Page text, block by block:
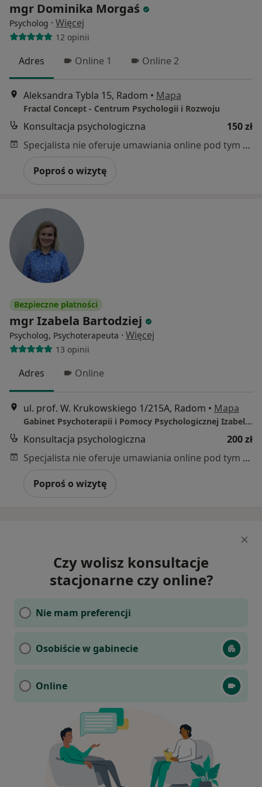
mgr Dominika Morgaś
Psycholog · Więcej
12 opinii
Adres Online 1 Online 2
Aleksandra Tybla 15, Radom • Mapa
Fractal Concept - Centrum Psychologii i Rozwoju
Konsultacja psychologiczna
150 zł
Specjalista nie oferuje umawiania online pod tym adresem.
Poproś o wizytę
Bezpieczne płatności
mgr Izabela Bartodziej
Psycholog, Psychoterapeuta · Więcej
13 opinii
Adres Online
ul. prof. W. Krukowskiego 1/215A, Radom • Mapa
Gabinet Psychoterapii i Pomocy Psychologicznej Izabela Bartodziej
Konsultacja psychologiczna
200 zł
Specjalista nie oferuje umawiania online pod tym adresem.
Poproś o wizytę
Czy wolisz konsultacje
stacjonarne czy online?
Nie mam preferencji
Osobiście w gabinecie
Online